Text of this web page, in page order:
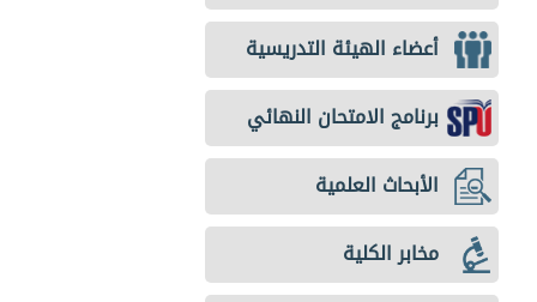
أعضاء الهيئة التدريسية
برنامج الامتحان النهائي
الأبحاث العلمية
مخابر الكلية